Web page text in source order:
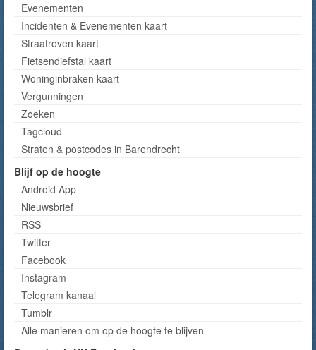
Evenementen
Incidenten & Evenementen kaart
Straatroven kaart
Fietsendiefstal kaart
Woninginbraken kaart
Vergunningen
Zoeken
Tagcloud
Straten & postcodes in Barendrecht
Blijf op de hoogte
Android App
Nieuwsbrief
RSS
Twitter
Facebook
Instagram
Telegram kanaal
Tumblr
Alle manieren om op de hoogte te blijven